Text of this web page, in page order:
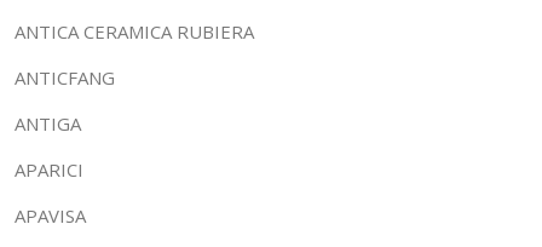
ANTICA CERAMICA RUBIERA
ANTICFANG
ANTIGA
APARICI
APAVISA